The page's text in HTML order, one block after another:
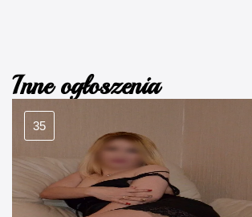
Inne ogłoszenia
35